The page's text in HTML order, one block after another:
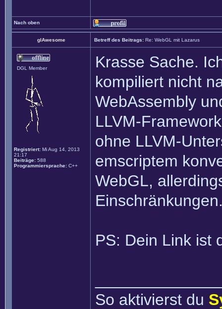
Nach oben
glAwesome Betreff des Beitrags: Re: WebGL mit Lazarus
DGL Member
Registriert: Mi Aug 14, 2013
21:17
Beiträge: 588
Programmiersprache: C++
Krasse Sache.
kompiliert nicht
WebAssembly
LLVM-
ohne LLVM-
emscriptem
WebGL,
PS: Dein Link ist
So aktivierst du